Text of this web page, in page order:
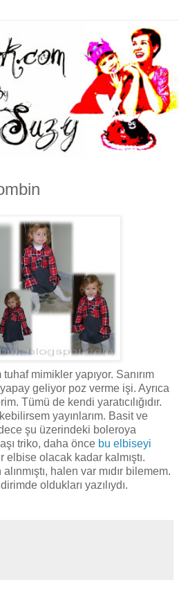
mimikler yapıyor. Sanırım
geliyor poz verme işi. Ayrıca
Tümü de kendi yaratıcılığıdır.
yayınlarım. Basit ve
şu üzerindeki boleroya
triko, daha önce bu elbiseyi
olacak kadar kalmıştı.
halen var mıdır bilemem.
oldukları yazılıydı.